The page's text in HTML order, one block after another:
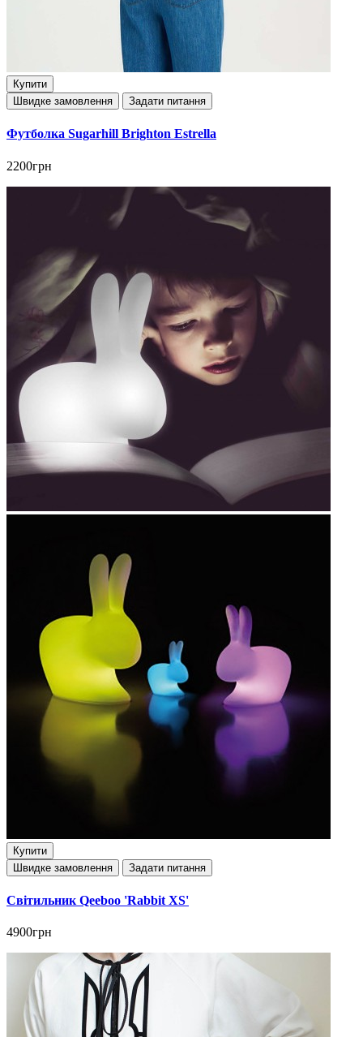
Купити
Швидке замовлення
Задати питання
Футболка Sugarhill Brighton Estrella
2200грн
Купити
Швидке замовлення
Задати питання
Світильник Qeeboo 'Rabbit XS'
4900грн